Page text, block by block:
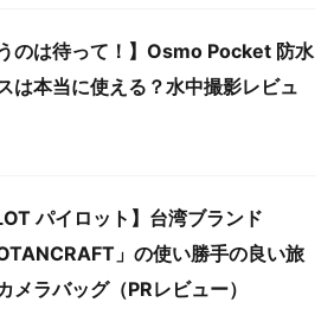
うのは待って！】Osmo Pocket 防水
は本当に使える？水中撮影レビュ
パイロット】台湾ブランド
」の使い勝手の良い旅
メラバッグ（PRレビュー）